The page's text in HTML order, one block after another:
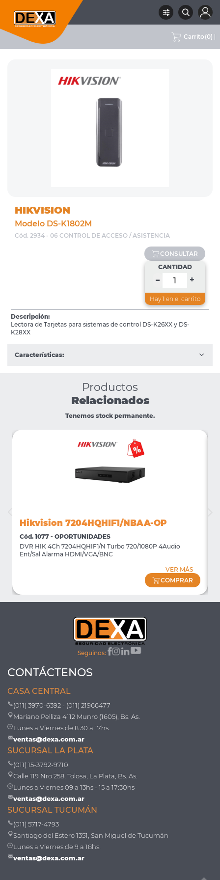
Carrito (0)
06 CONTROL DE ACCESO /
MARCA
HIKVISION
Modelo DS-K1802M
Cód. 2934 - 06 CONTROL DE ACCESO / ASISTENCIA
CONSULTAR
CANTIDAD
– +
Hay 1en el carrito
Descripción:
Lectora de Tarjetas para sistemas de control DS-K26XX y DS-
K28XX
Características:
Productos
Relacionados
Tenemos stock permanente.
Hikvision 7204HQHIF1/NBAA-OP
Cód. 1077 - OPORTUNIDADES
DVR HIK 4Ch 7204HQHIF1/N Turbo 720/1080P 4Audio
Ent/Sal Alarma HDMI/VGA/BNC
VER MÁS
COMPRAR
Seguinos:
CONTÁCTENOS
CASA CENTRAL
(011) 3970-6392 - (011) 21966477
Mariano Pelliza 4112 Munro (1605), Bs. As.
Lunes a Viernes de 8:30 a 17hs.
ventas@dexa.com.ar
SUCURSAL LA PLATA
(011) 15-3792-9710
Calle 119 Nro 258, Tolosa, La Plata, Bs. As.
Lunes a Viernes 09 a 13hs - 15 a 17:30hs
ventas@dexa.com.ar
SUCURSAL TUCUMÁN
(011) 5717-4793
Santiago del Estero 1351, San Miguel de Tucumán
Lunes a Viernes de 9 a 18hs.
ventas@dexa.com.ar